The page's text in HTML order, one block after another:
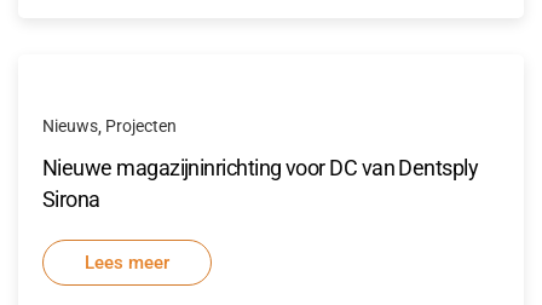
Nieuws, Projecten
Nieuwe magazijninrichting voor DC van Dentsply
Sirona
Lees meer